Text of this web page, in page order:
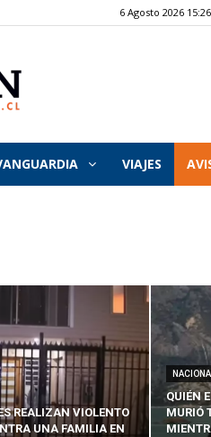
6 Agosto 2026 15:26
VIAJES
REALIZAN VIOLENTO
UNA FAMILIA EN
NACIONAL
QUIÉN
MURIÓ